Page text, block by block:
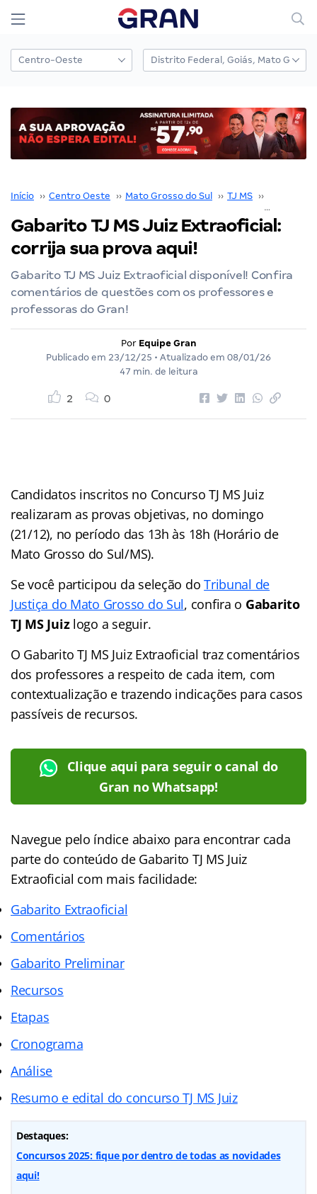
Início ›› Centro Oeste ›› Mato Grosso do Sul ›› TJ MS ››
Gabarito TJ MS Juiz Extraoficial:
corrija sua prova aqui!
Gabarito TJ MS Juiz Extraoficial disponível! Confira
comentários de questões com os professores e
professoras do Gran!
Por Equipe Gran
Publicado em 23/12/25 • Atualizado em 08/01/26
47 min. de leitura
2 0
Candidatos inscritos no Concurso TJ MS Juiz
realizaram as provas objetivas, no domingo
(21/12), no período das 13h às 18h (Horário de
Mato Grosso do Sul/MS).
Se você participou da seleção doTribunal de
Justiça do Mato Grosso do Sul, confira o Gabarito
TJ MS Juiz logo a seguir.
O Gabarito TJ MS Juiz Extraoficial traz comentários
dos professores a respeito de cada item, com
contextualização e trazendo indicações para casos
passíveis de recursos.
Clique aqui para seguir o canal do
Gran no Whatsapp!
Navegue pelo índice abaixo para encontrar cada
parte do conteúdo de Gabarito TJ MS Juiz
Extraoficial com mais facilidade:
Gabarito Extraoficial
Comentários
Gabarito Preliminar
Recursos
Etapas
Cronograma
Análise
Resumo e edital do concurso TJ MS Juiz
Destaques:
Concursos 2025: fique por dentro de todas as novidades
aqui!